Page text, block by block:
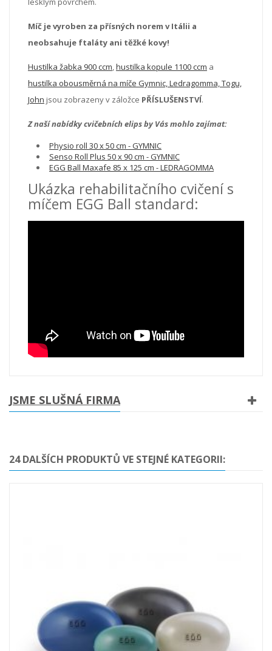
Míč je vyroben za přísných norem v Itálii a
neobsahuje ftaláty ani těžké kovy!
Hustilka žabka 900 ccm,hustilka kopule 1100 ccm a
hustilka obousměrná na míče Gymnic, Ledragomma, Togu,
John jsou zobrazeny v záložce PŘÍSLUŠENSTVÍ.
Z naší nabídky cvičebních elips by Vás mohlo zajímat:
Physio roll 30 x 50 cm - GYMNIC
Senso Roll Plus 50 x 90 cm - GYMNIC
EGG Ball Maxafe 85 x 125 cm - LEDRAGOMMA
Ukázka rehabilitačního cvičení s
míčem EGG Ball standard:
JSME SLUŠNÁ FIRMA
24 DALŠÍCH PRODUKTŮ VE STEJNÉ KATEGORII: